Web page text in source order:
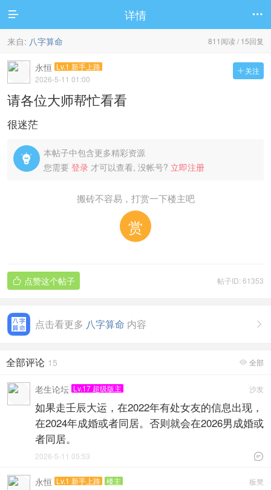
 详情 
811阅读 / 15回复
来自: 八字算命
 关注
永恒 Lv.1 新手上路
2026-5-11 01:00
请各位大师帮忙看看
很迷茫

本帖子中包含更多精彩资源
您需要 登录 才可以查看, 没帐号? 立即注册
搬砖不容易，打赏一下楼主吧
赏
帖子ID: 61353
 点赞这个帖子

点击看更多 八字算命 内容
 全部
全部评论 15
沙发
老生论坛 Lv.17 超级版主
如果走壬辰大运，在2022年有处女友的信息出现，
在2024年成婚或者同居。否则就会在2026男成婚或
者同居。

2026-5-11 05:53
板凳
永恒 Lv.1 新手上路 楼主